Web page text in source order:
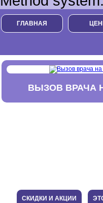
ГЛАВНАЯ
ВЫЗОВ ВРАЧА
СКИДКИ И АКЦИИ